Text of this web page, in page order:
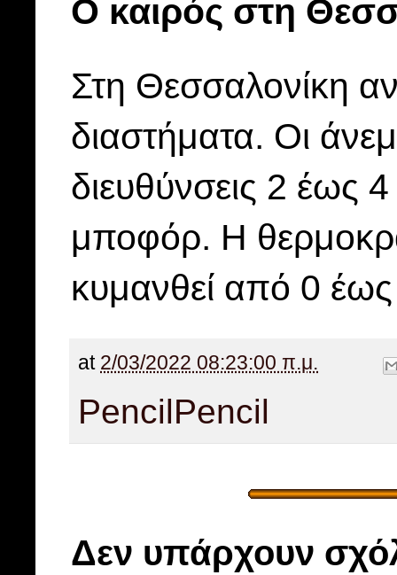
Ο καιρός στη
Στη Θεσσαλονίκη
διαστήματα. Οι
διευθύνσεις 2 έως
μποφόρ. Η
κυμανθεί από 0
at 2/03/2022 08:23:00 π.μ.
PencilPencil
Δεν υπάρχουν